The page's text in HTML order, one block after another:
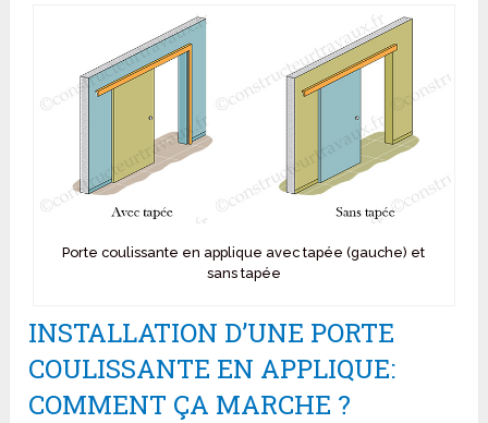
Porte coulissante en applique avec tapée (gauche) et
sans tapée
INSTALLATION D’UNE PORTE
COULISSANTE EN APPLIQUE:
COMMENT ÇA MARCHE ?